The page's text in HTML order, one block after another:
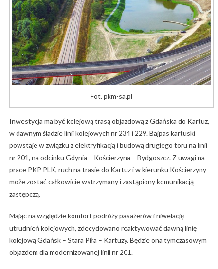
Fot. pkm-sa.pl
Inwestycja ma być kolejową trasą objazdową z Gdańska do Kartuz,
w dawnym śladzie linii kolejowych nr 234 i 229. Bajpas kartuski
powstaje w związku z elektryfikacją i budową drugiego toru na linii
nr 201, na odcinku Gdynia – Kościerzyna – Bydgoszcz. Z uwagi na
prace PKP PLK, ruch na trasie do Kartuz i w kierunku Kościerzyny
może zostać całkowicie wstrzymany i zastąpiony komunikacją
zastępczą.
Mając na względzie komfort podróży pasażerów i niwelację
utrudnień kolejowych, zdecydowano reaktywować dawną linię
kolejową Gdańsk – Stara Piła – Kartuzy. Będzie ona tymczasowym
objazdem dla modernizowanej linii nr 201.